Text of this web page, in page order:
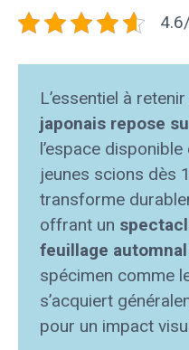
L’essentiel à retenir
japonais repose
l’espace
jeunes scions dès
transforme
offrant un
feuillage
spécimen comme
s’acquiert
pour un impact